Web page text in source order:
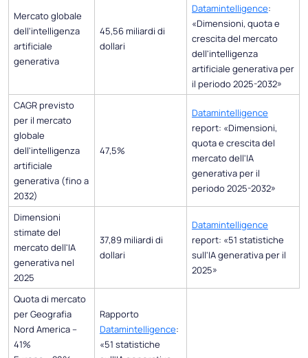
Mercato globale
dell'intelligenza
artificiale
generativa
45,56 miliardi di
dollari
Datamintelligence:
«Dimensioni, quota e
crescita del mercato
dell'intelligenza
artificiale generativa per
il periodo 2025-2032»
CAGR previsto
per il mercato
globale
dell'intelligenza
artificiale
generativa (fino a
2032)
47,5%
Datamintelligence
report: «Dimensioni,
quota e crescita del
mercato dell'IA
generativa per il
periodo 2025-2032»
Dimensioni
stimate del
mercato dell'IA
generativa nel
2025
37,89 miliardi di
dollari
Datamintelligence
report: «51 statistiche
sull'IA generativa per il
2025»
Quota di mercato
per Geografia
Nord America –
41%
Rapporto
Datamintelligence:
«51 statistiche